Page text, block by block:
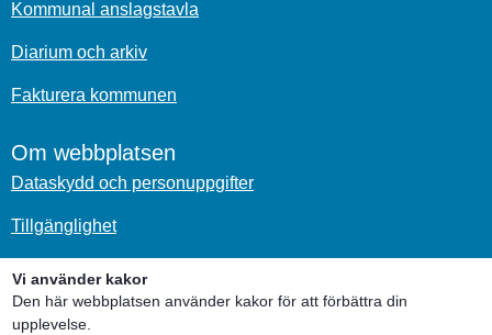
Vi använder kakor
Den här webbplatsen använder kakor för att förbättra din
upplevelse.
Kommunal anslagstavla
Diarium och arkiv
Fakturera kommunen
Om webbplatsen
Dataskydd och personuppgifter
Tillgänglighet
Sociala medier